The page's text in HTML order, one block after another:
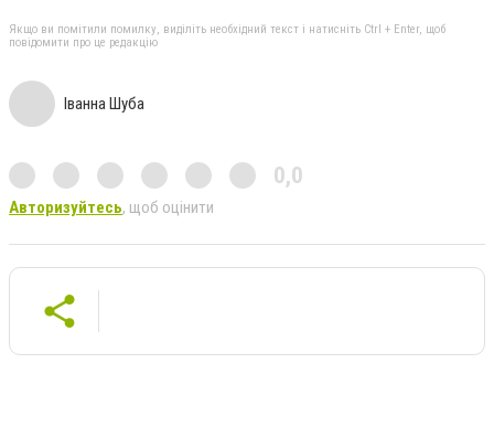
Якщо ви помітили помилку, виділіть необхідний текст і натисніть Ctrl + Enter, щоб
повідомити про це редакцію
Іванна Шуба
0,0
Авторизуйтесь, щоб оцінити